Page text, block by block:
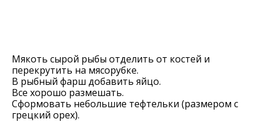
Мякоть сырой рыбы отделить от костей и
перекрутить на мясорубке.
В рыбный фарш добавить яйцо.
Все хорошо размешать.
Сформовать небольшие тефтельки (размером с
грецкий орех).